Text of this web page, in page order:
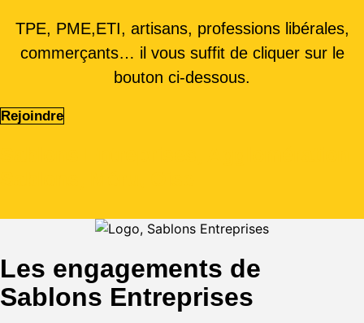
TPE, PME,ETI, artisans, professions libérales,
commerçants… il vous suffit de cliquer sur le
bouton ci-dessous.
Rejoindre
Les engagements de
Sablons Entreprises